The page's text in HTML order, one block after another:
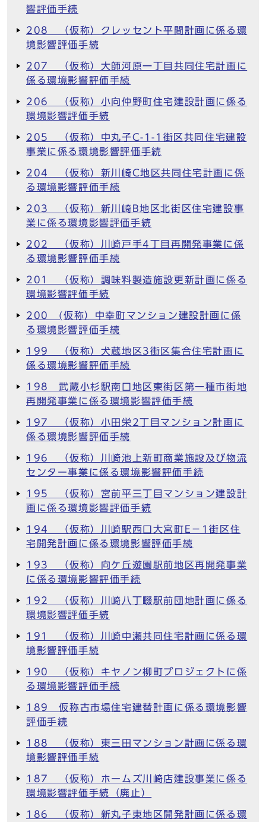
響評価手続
208 （仮称）クレッセント平間計画に係る環
境影響評価手続
207 （仮称）大師河原一丁目共同住宅計画に
係る環境影響評価手続
206 （仮称）小向仲野町住宅建設計画に係る
環境影響評価手続
205 （仮称）中丸子C-1-1街区共同住宅建設
事業に係る環境影響評価手続
204 （仮称）新川崎C地区共同住宅計画に係
る環境影響評価手続
203 （仮称）新川崎B地区北街区住宅建設事
業に係る環境影響評価手続
202 （仮称）川崎戸手4丁目再開発事業に係
る環境影響評価手続
201 （仮称）調味料製造施設更新計画に係る
環境影響評価手続
200 (仮称）中幸町マンション建設計画に係
る環境影響評価手続
199 （仮称）犬蔵地区3街区集合住宅計画に
係る環境影響評価手続
198 武蔵小杉駅南口地区東街区第一種市街地
再開発事業に係る環境影響評価手続
197 （仮称）小田栄2丁目マンション計画に
係る環境影響評価手続
196 （仮称）川崎池上新町商業施設及び物流
センター事業に係る環境影響評価手続
195 （仮称）宮前平三丁目マンション建設計
画に係る環境影響評価手続
194 （仮称）川崎駅西口大宮町E－1街区住
宅開発計画に係る環境影響評価手続
193 （仮称）向ケ丘遊園駅前地区再開発事業
に係る環境影響評価手続
192 （仮称）川崎八丁畷駅前団地計画に係る
環境影響評価手続
191 （仮称）川崎中瀬共同住宅計画に係る環
境影響評価手続
190 （仮称）キヤノン柳町プロジェクトに係
る環境影響評価手続
189 仮称古市場住宅建替計画に係る環境影響
評価手続
188 （仮称）東三田マンション計画に係る環
境影響評価手続
187 （仮称）ホームズ川崎店建設事業に係る
環境影響評価手続（廃止）
186 （仮称）新丸子東地区開発計画に係る環